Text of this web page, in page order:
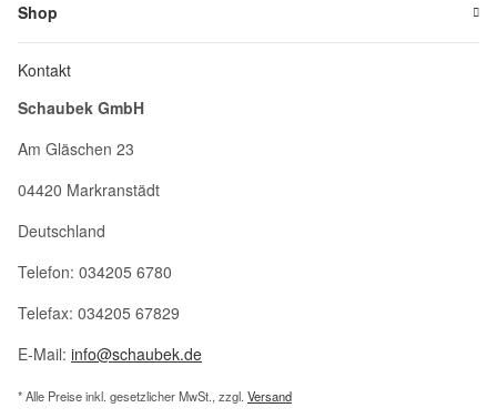
Shop
Kontakt
Schaubek GmbH
Am Gläschen 23
04420 Markranstädt
Deutschland
Telefon: 034205 6780
Telefax: 034205 67829
E-Mail: info@schaubek.de
* Alle Preise inkl. gesetzlicher MwSt., zzgl. Versand